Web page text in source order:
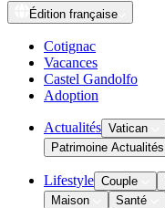
Édition française
Cotignac
Vacances
Castel Gandolfo
Adoption
Actualités Vatican
Patrimoine Actualités
Lifestyle Couple
Maison
Santé